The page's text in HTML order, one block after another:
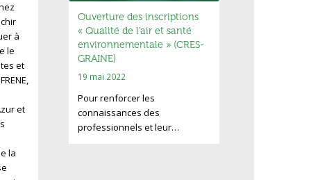
à
le
et
et
la
Ouverture des inscriptions
« Qualité de l’air et santé
environnementale » (CRES-
GRAINE)
19 mai 2022
Pour renforcer les
connaissances des
professionnels et leur…